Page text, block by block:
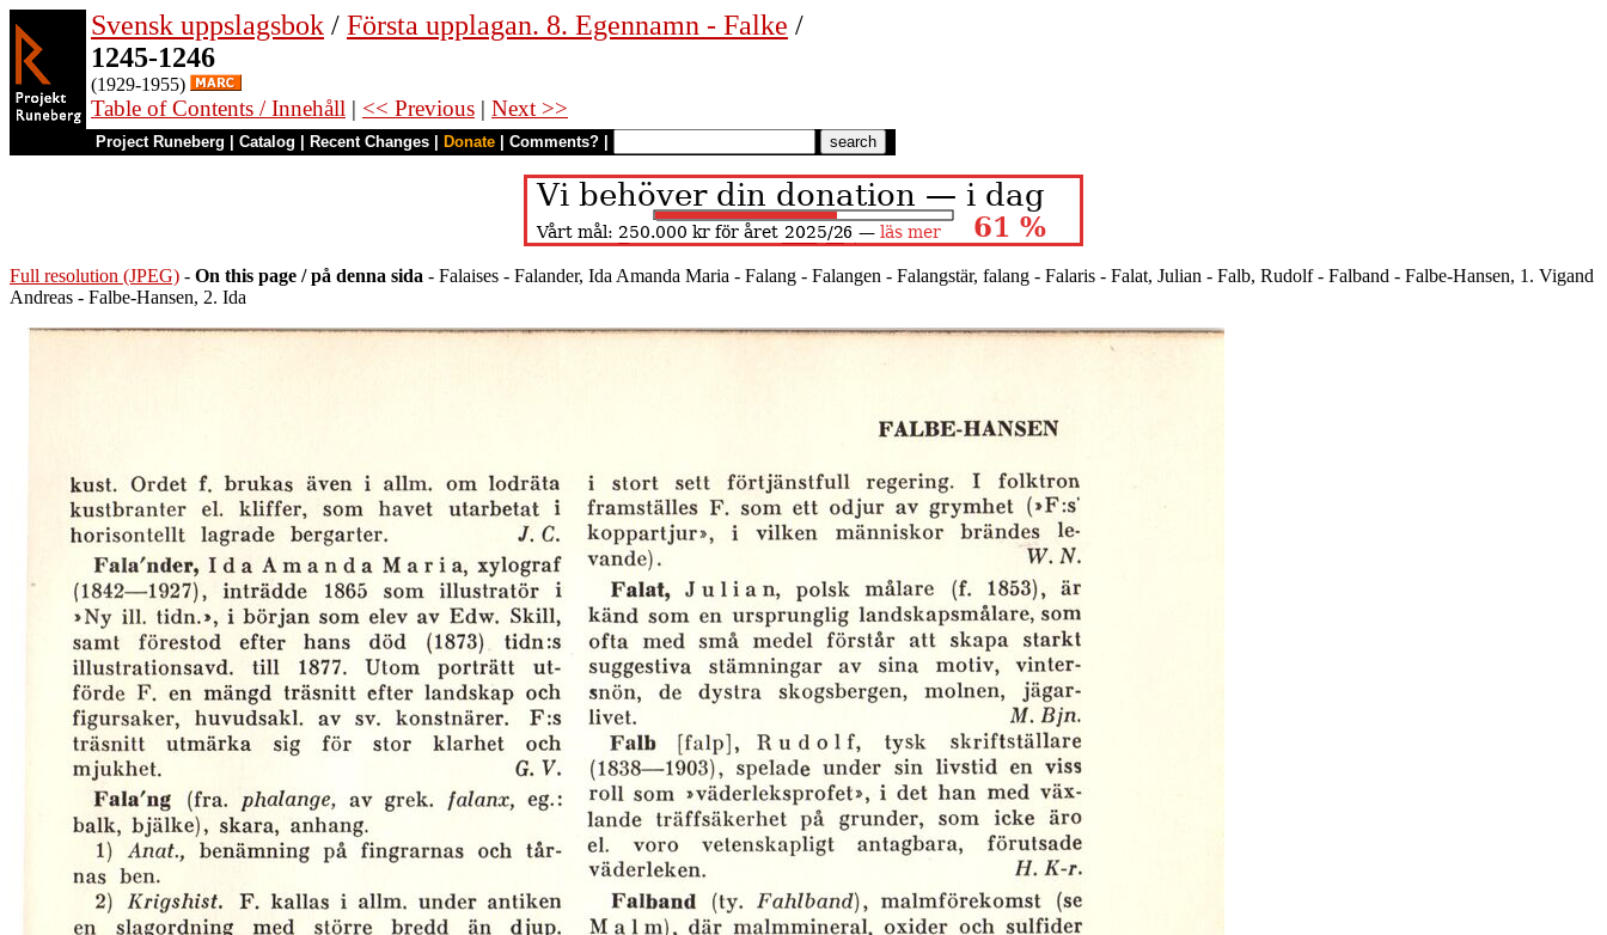
Svensk uppslagsbok / Första upplagan. 8. Egennamn - Falke /
1245-1246
(1929-1955)
Table of Contents / Innehåll | << Previous | Next >>
Project Runeberg Catalog Recent Changes Donate Comments?
Full resolution (JPEG) - On this page / på denna sida - Falaises - Falander, Ida Amanda Maria - Falang - Falangen - Falangstär, falang - Falaris - Falat, Julian - Falb, Rudolf - Falband - Falbe-Hansen, 1. Vigand
Andreas - Falbe-Hansen, 2. Ida